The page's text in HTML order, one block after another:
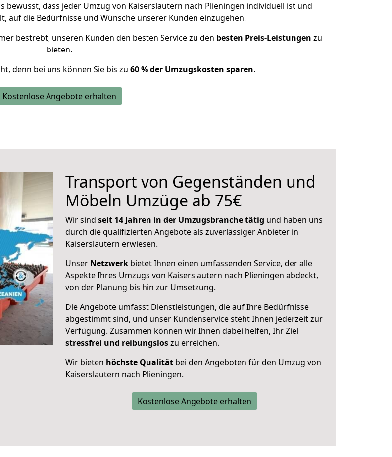
bewusst, dass jeder Umzug von Kaiserslautern nach Plieningen individuell ist und
auf die Bedürfnisse und Wünsche unserer Kunden einzugehen.
bestrebt, unseren Kunden den besten Service zu den besten Preis-Leistungen zu
bieten.
denn bei uns können Sie bis zu 60 % der Umzugskosten sparen.
Kostenlose Angebote erhalten
Transport von Gegenständen und
Möbeln Umzüge ab 75€
Wir sind seit 14 Jahren in der Umzugsbranche tätig und haben uns
durch die qualifizierten Angebote als zuverlässiger Anbieter in
Kaiserslautern erwiesen.
Unser Netzwerk bietet Ihnen einen umfassenden Service, der alle
Aspekte Ihres Umzugs von Kaiserslautern nach Plieningen abdeckt,
von der Planung bis hin zur Umsetzung.
Die Angebote umfasst Dienstleistungen, die auf Ihre Bedürfnisse
abgestimmt sind, und unser Kundenservice steht Ihnen jederzeit zur
Verfügung. Zusammen können wir Ihnen dabei helfen, Ihr Ziel
stressfrei und reibungsloszu erreichen.
Wir bieten höchste Qualität bei den Angeboten für den Umzug von
Kaiserslautern nach Plieningen.
Kostenlose Angebote erhalten